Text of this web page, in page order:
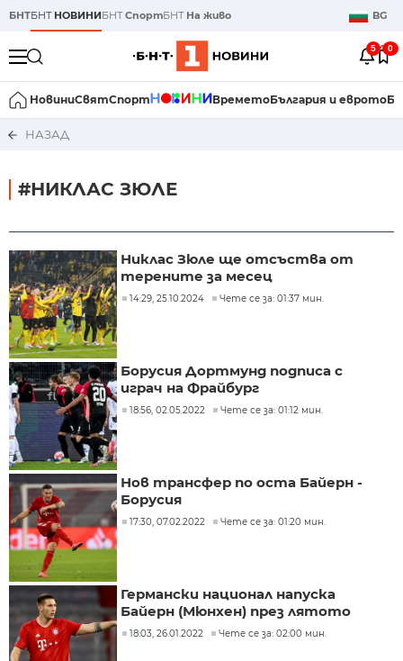
БНТБНТ НОВИНИБНТСпортБНТ На живо BG
5 0
НовиниСвятСпорт ВреметоБългария и еврото
НАЗАД
#НИКЛАС ЗЮЛЕ
Никлас Зюле ще отсъства от
терените за месец
14:29, 25.10.2024 Чете се за: 01:37 мин.
Борусия Дортмунд подписа с
играч на Фрайбург
18:56, 02.05.2022 Чете се за: 01:12 мин.
Нов трансфер по оста Байерн -
Борусия
17:30, 07.02.2022 Чете се за: 01:20 мин.
Германски национал напуска
Байерн (Мюнхен) през лятото
18:03, 26.01.2022 Чете се за: 02:00 мин.